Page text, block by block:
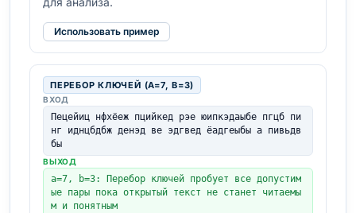
Использовать пример
ПЕРЕБОР КЛЮЧЕЙ (A=7, B=3)
ВХОД
Пецейиц нфхёеж пцийкед рэе юипкэдаыбе пгцб пи
нг иднцбдбж денэд ве эдгвед ёадгеыбы а пивьдв
бы
ВЫХОД
a=7, b=3: Перебор ключей пробует все допустим
ые пары пока открытый текст не станет читаемы
м и понятным